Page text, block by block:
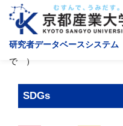
研究者データベースシステム
で ）
SDGs